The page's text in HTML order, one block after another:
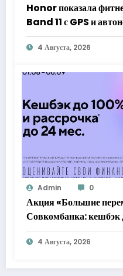
Honor показала
Band 11 с GPS и
4 Августа, 2026
Admin 0
Акция «Большие
Совкомбанка: кешбэк
до 24 месяцев с
4 Августа, 2026